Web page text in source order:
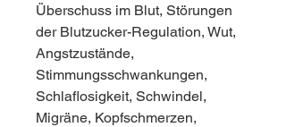
Überschuss im Blut, Störungen
der Blutzucker-Regulation, Wut,
Angstzustände,
Stimmungsschwankungen,
Schlaflosigkeit, Schwindel,
Migräne, Kopfschmerzen,